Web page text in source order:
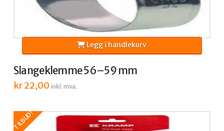
Slangeklemme 56–59 mm
kr22,00 inkl. mva.
Legg i handlekurv
TILBUD!